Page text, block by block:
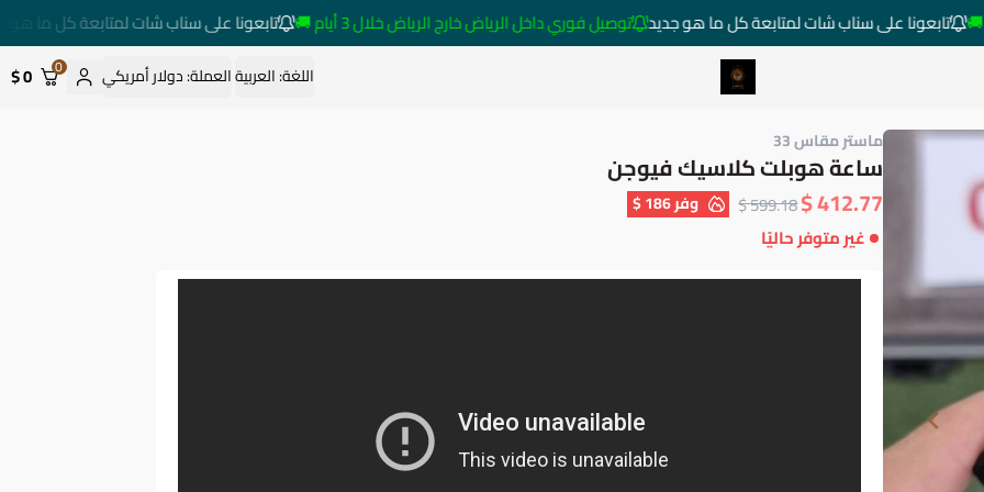
تابعونا على سناب شات لمتابعة كل ما هو جديد توصيل فوري داخل الرياض خارج الرياض خلال 3 أيام 🚚 تابعونا على سناب شات لمتابعة كل ما هو
متجر ساعات رومانس اللغة:العربيةالعملة:دولار أمريكي 0
0 $
ماستر مقاس 33
ساعة هوبلت كلاسيك فيوجن
412.77 $
599.18 $ وفر186 $
غير متوفر حاليًا